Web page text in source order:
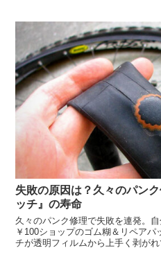
失敗の原因は？久々のパン
ッチ』の寿命
久々のパンク修理で失敗を連発。
￥100ショップのゴム糊＆リペア
チが透明フィルムから上手く剥がれ